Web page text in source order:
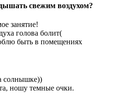
свежим воздухом?
занятие!
голова болит(
быть в помещениях
солнышке))
ношу темные очки.